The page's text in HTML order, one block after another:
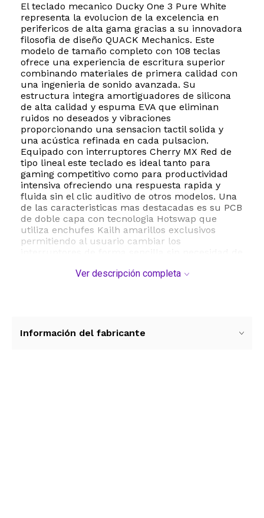
El teclado mecanico Ducky One 3 Pure White
representa la evolucion de la excelencia en
perifericos de alta gama gracias a su innovadora
filosofia de diseño QUACK Mechanics. Este
modelo de tamaño completo con 108 teclas
ofrece una experiencia de escritura superior
combinando materiales de primera calidad con
una ingenieria de sonido avanzada. Su
estructura integra amortiguadores de silicona
de alta calidad y espuma EVA que eliminan
ruidos no deseados y vibraciones
proporcionando una sensacion tactil solida y
una acústica refinada en cada pulsacion.
Equipado con interruptores Cherry MX Red de
tipo lineal este teclado es ideal tanto para
gaming competitivo como para productividad
intensiva ofreciendo una respuesta rapida y
fluida sin el clic auditivo de otros modelos. Una
de las caracteristicas mas destacadas es su PCB
de doble capa con tecnologia Hotswap que
utiliza enchufes Kailh amarillos exclusivos
permitiendo al usuario cambiar los
programable por tecla permitiendo una
escritura perfecto y un cable USB C
Ver descripción completa
Información del fabricante